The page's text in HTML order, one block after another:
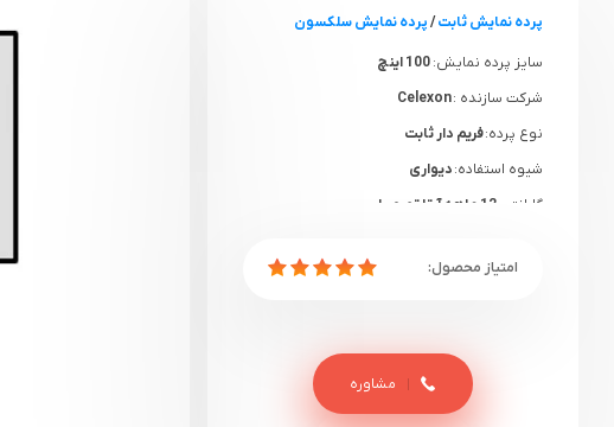
پرده نمایش ثابت/پرده نمایش سلکسون
سایز پرده نمایش:
شرکت سازنده :
نوع پرده:فریم دار ثابت
شیوه استفاده:دیواری
گارانتی:
مشاوره